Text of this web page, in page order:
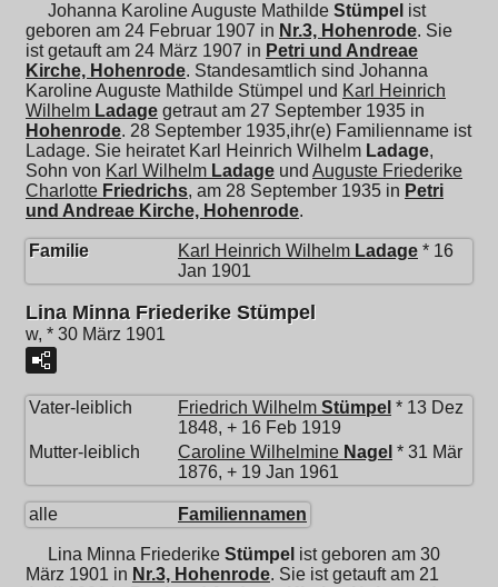
Johanna Karoline Auguste Mathilde Stümpel ist
geboren am 24 Februar 1907 in Nr.3, Hohenrode. Sie
ist getauft am 24 März 1907 in Petri und Andreae
Kirche, Hohenrode. Standesamtlich sind Johanna
Karoline Auguste Mathilde Stümpel und Karl Heinrich
Wilhelm Ladage getraut am 27 September 1935 in
Hohenrode. 28 September 1935,ihr(e) Familienname ist
Ladage. Sie heiratet Karl Heinrich Wilhelm Ladage,
Sohn von Karl Wilhelm Ladage und Auguste Friederike
Charlotte Friedrichs, am 28 September 1935 in Petri
und Andreae Kirche, Hohenrode.
Familie Karl Heinrich Wilhelm Ladage * 16
Jan 1901
Lina Minna Friederike Stümpel
w, * 30 März 1901
Vater-leiblich Friedrich Wilhelm Stümpel * 13 Dez
1848, + 16 Feb 1919
Mutter-leiblich
Caroline Wilhelmine Nagel * 31 Mär
1876, + 19 Jan 1961
alle Familiennamen
Lina Minna Friederike Stümpel ist geboren am 30
März 1901 in Nr.3, Hohenrode. Sie ist getauft am 21